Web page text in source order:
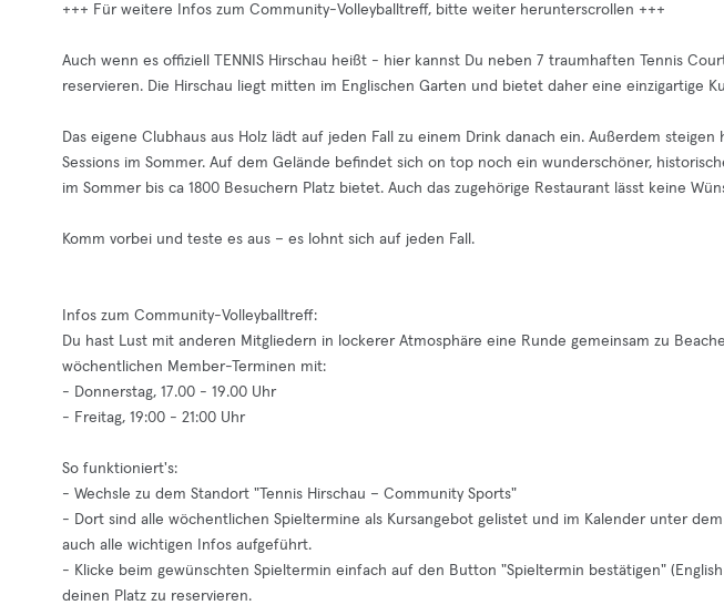
+++ Für weitere Infos zum Community-Volleyballtreff, bitte weiter herunterscrollen +++
Auch wenn es offiziell TENNIS Hirschau heißt - hier kannst Du neben 7 traumhaften Tennis
reservieren. Die Hirschau liegt mitten im Englischen Garten und bietet daher eine einzigartige
Das eigene Clubhaus aus Holz lädt auf jeden Fall zu einem Drink danach ein. Außerdem steigen
Sessions im Sommer. Auf dem Gelände befindet sich on top noch ein wunderschöner,
im Sommer bis ca 1800 Besuchern Platz bietet. Auch das zugehörige Restaurant lässt keine
Komm vorbei und teste es aus – es lohnt sich auf jeden Fall.
Infos zum Community-Volleyballtreff:
Du hast Lust mit anderen Mitgliedern in lockerer Atmosphäre eine Runde gemeinsam zu
wöchentlichen Member-Terminen mit:
- Donnerstag, 17.00 - 19.00 Uhr
- Freitag, 19:00 - 21:00 Uhr
So funktioniert's:
- Wechsle zu dem Standort "Tennis Hirschau – Community Sports"
- Dort sind alle wöchentlichen Spieltermine als Kursangebot gelistet und im Kalender unter
auch alle wichtigen Infos aufgeführt.
- Klicke beim gewünschten Spieltermin einfach auf den Button "Spieltermin bestätigen"
deinen Platz zu reservieren.